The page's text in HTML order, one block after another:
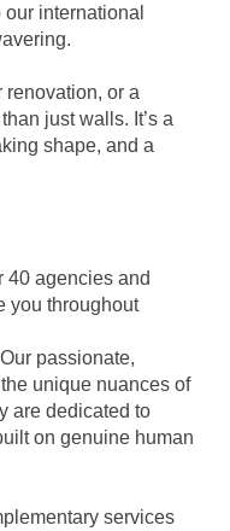
international
renovation, or a
just walls. It’s a
shape, and a
40 agencies and
you throughout
passionate,
unique nuances of
are dedicated to
on genuine human
services